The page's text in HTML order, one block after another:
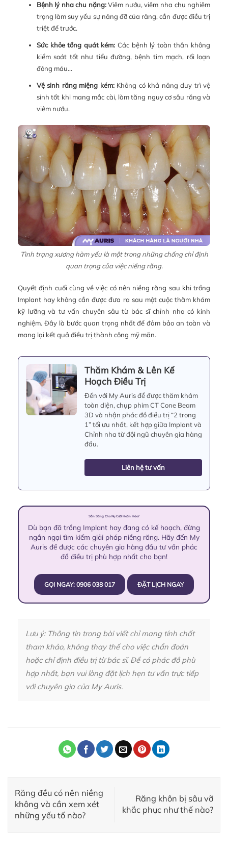
Bệnh lý nha chu nặng:Viêm nướu, viêm nha chu nghiêm
trọng làm suy yếu sự nâng đỡ của răng, cần được điều trị
triệt để trước.
Sức khỏe tổng quát kém: Các bệnh lý toàn thân không
kiểm soát tốt như tiểu đường, bệnh tim mạch, rối loạn
đông máu…
Vệ sinh răng miệng kém:Không có khả năng duy trì vệ
sinh tốt khi mang mắc cài, làm tăng nguy cơ sâu răng và
viêm nướu.
Tình trạng xương hàm yếu là một trong những chống chỉ định
quan trọng của việc niềng răng.
Quyết định cuối cùng về việc có nên niềng răng sau khi trồng
Implant hay không cần được đưa ra sau một cuộc thăm khám
kỹ lưỡng và tư vấn chuyên sâu từ bác sĩ chỉnh nha có kinh
nghiệm. Đây là bước quan trọng nhất để đảm bảo an toàn và
mang lại kết quả điều trị thành công mỹ mãn.
Thăm Khám & Lên Kế
Hoạch Điều Trị
Đến với My Auris để được thăm khám
toàn diện, chụp phim CT Cone Beam
3D và nhận phác đồ điều trị “2 trong
1” tối ưu nhất, kết hợp giữa Implant và
Chỉnh nha từ đội ngũ chuyên gia hàng
đầu.
Liên hệ tư vấn
Sẵn Sàng Cho Nụ Cười Hoàn Hảo?
Dù bạn đã trồng Implant hay đang có kế hoạch, đừng
ngần ngại tìm kiếm giải pháp niềng răng. Hãy đến My
Auris để được các chuyên gia hàng đầu tư vấn phác
đồ điều trị phù hợp nhất cho bạn!
GỌI NGAY: 0906 038 017 ĐẶT LỊCH NGAY
Lưu ý: Thông tin trong bài viết chỉ mang tính chất
tham khảo, không thay thế cho việc chẩn đoán
hoặc chỉ định điều trị từ bác sĩ. Để có phác đồ phù
hợp nhất, bạn vui lòng đặt lịch hẹn tư vấn trực tiếp
với chuyên gia của My Auris.
Răng đều có nên niềng
không và cần xem xét
những yếu tố nào?
Răng khôn bị sâu vỡ
khắc phục như thế nào?